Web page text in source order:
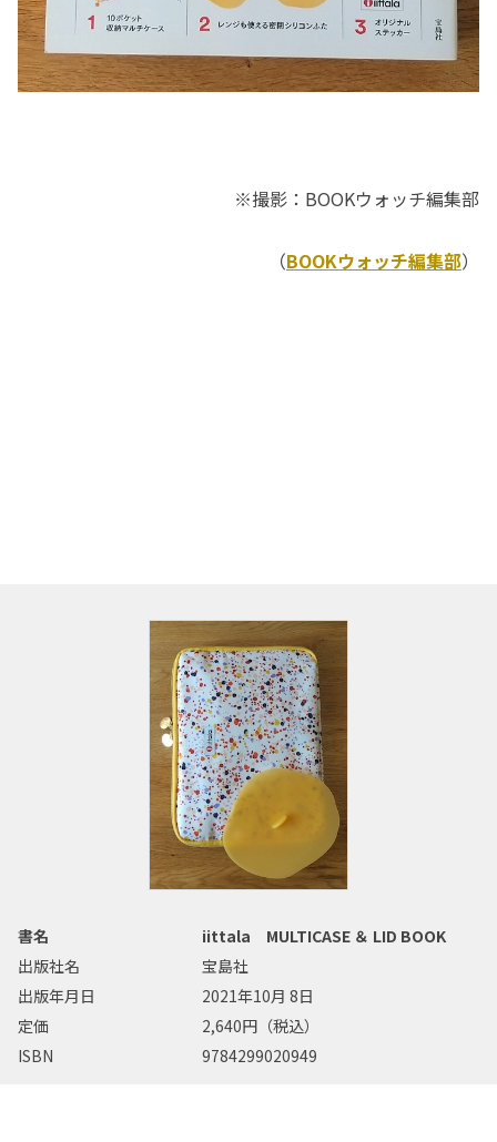
※撮影：BOOKウォッチ編集部
（BOOKウォッチ編集部）
書名
iittala MULTICASE ＆ LID BOOK
出版社名
宝島社
出版年月日
2021年10月 8日
定価
2,640円（税込）
ISBN
9784299020949